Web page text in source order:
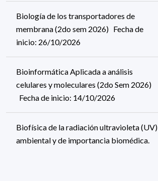
Biología de los transportadores de
membrana (2do sem 2026) Fecha de
inicio: 26/10/2026
Bioinformática Aplicada a análisis
celulares y moleculares (2do Sem 2026)
Fecha de inicio: 14/10/2026
Biofísica de la radiación ultravioleta (UV)
ambiental y de importancia biomédica.